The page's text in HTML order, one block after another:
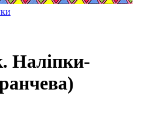
Наліпки-